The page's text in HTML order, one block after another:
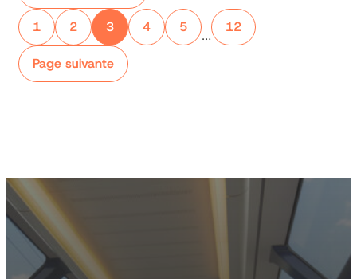
1 2 3 4 5
…
12
Page suivante